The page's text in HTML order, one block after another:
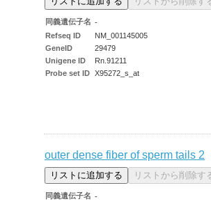
同義遺伝子名 -
Refseq ID
NM_001145005
GeneID
29479
Unigene ID
Rn.91211
Probe set ID X95272_s_at
outer dense fiber of sperm tails 2
同義遺伝子名 -